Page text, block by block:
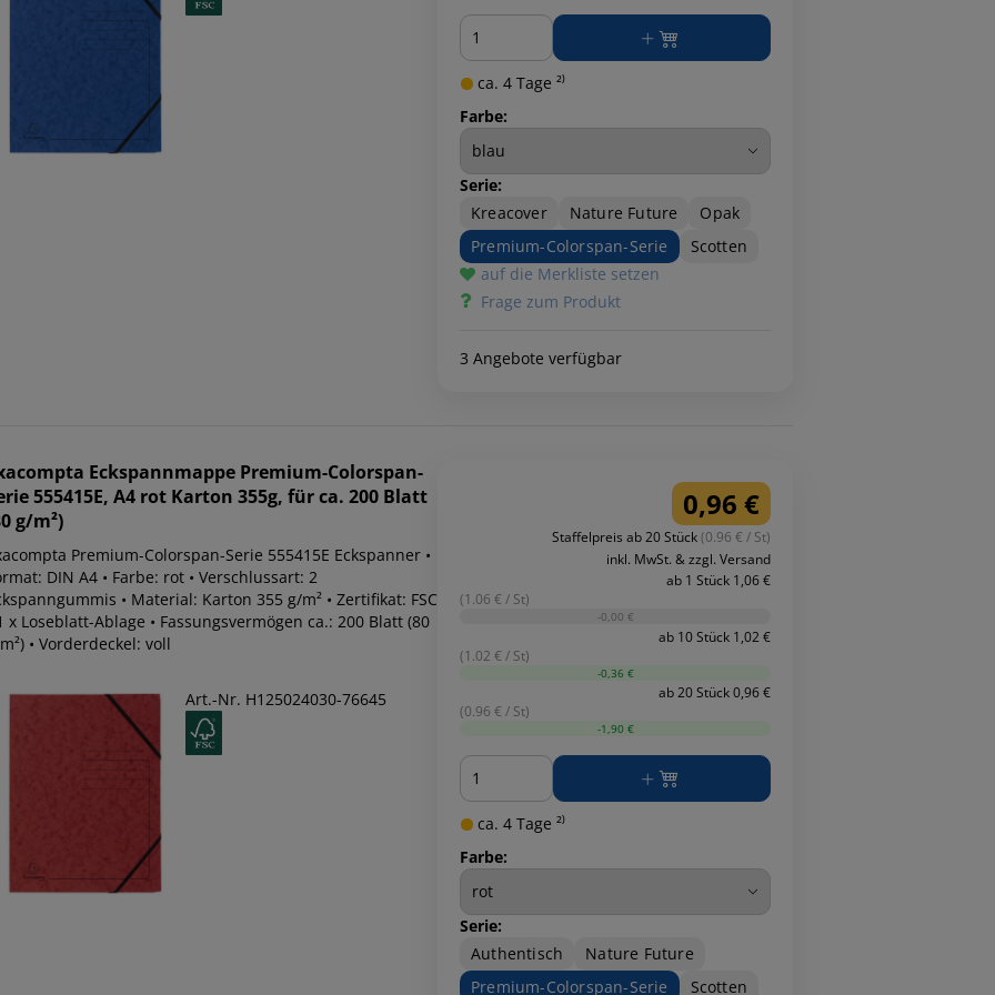
Menge
ca. 4 Tage ²⁾
Farbe:
Serie:
Kreacover
Nature Future
Opak
Premium-Colorspan-Serie
Scotten
auf die Merkliste setzen
Frage zum Produkt
3 Angebote verfügbar
Eckspannmappe Premium-Colorspan-
555415E, A4 rot Karton 355g, für ca. 200 Blatt
g/m²)
Premium-Colorspan-Serie 555415E Eckspanner •
DIN A4 • Farbe: rot • Verschlussart: 2
• Material: Karton 355 g/m² • Zertifikat: FSC
x Loseblatt-Ablage • Fassungsvermögen ca.: 200 Blatt (80
• Vorderdeckel: voll
Art.-Nr. H125024030-76645
0,96 €
Staffelpreis ab 20 Stück(0.96 € / St)
inkl. MwSt. & zzgl. Versand
ab 1 Stück 1,06 €
(1.06 € / St)
-0,00 €
ab 10 Stück 1,02 €
(1.02 € / St)
-0,36 €
ab 20 Stück 0,96 €
(0.96 € / St)
-1,90 €
Menge
ca. 4 Tage ²⁾
Farbe:
Serie:
Authentisch
Nature Future
Premium-Colorspan-Serie
Scotten